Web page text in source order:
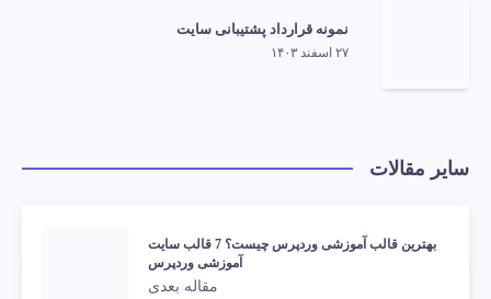
نمونه قرارداد پشتیبانی سایت
۲۷ اسفند ۱۴۰۳
سایر مقالات
بهترین قالب آموزشی وردپرس چیست؟ 7 قالب سایت
آموزشی وردپرس
مقاله بعدی